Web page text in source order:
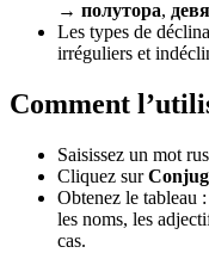
→ полутора,
Les types de
irréguliers et
Comment
Saisissez un mot
Cliquez sur
Obtenez le tableau
les noms, les
cas.